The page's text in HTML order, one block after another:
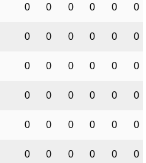
0 0 0 0 0 0
0 0 0 0 0 0
0 0 0 0 0 0
0 0 0 0 0 0
0 0 0 0 0 0
0 0 0 0 0 0